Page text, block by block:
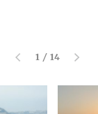
1 / 14